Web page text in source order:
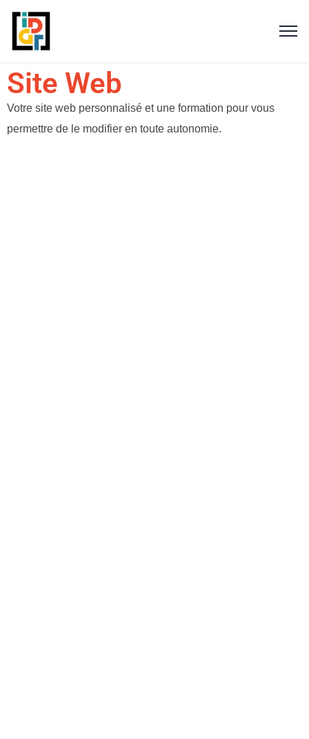
Site Web
Votre site web personnalisé et une formation pour vous
permettre de le modifier en toute autonomie.